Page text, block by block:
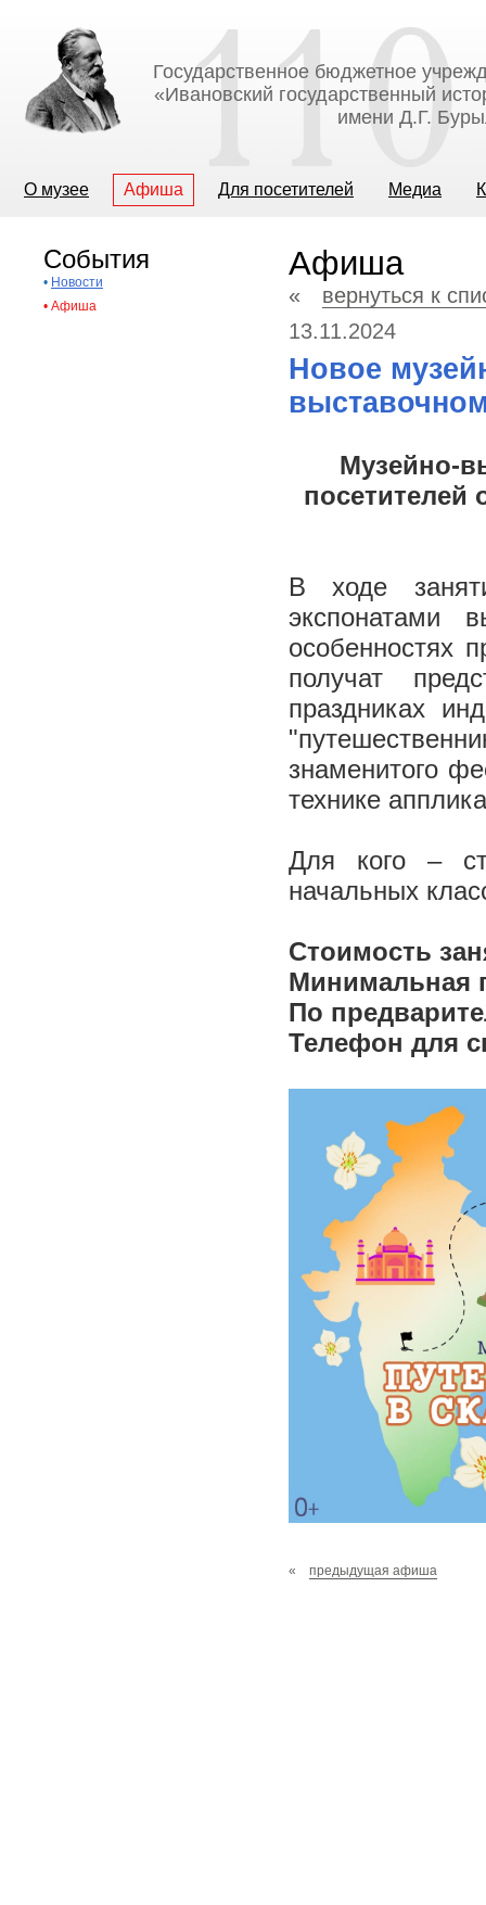
Государственное бюджетное
«Ивановский государственный
имени Д.Г.
О музее Афиша Для посетителей Медиа
События
• Новости
• Афиша
Афиша
« вернуться к
13.11.2024
Новое
Музейно-
посетителей
В ходе
экспонатами
особенностях
получат
праздниках
знаменитого
технике
Для кого –
начальных
Стоимость
Минимальная
По
Телефон для
« предыдущая афиша